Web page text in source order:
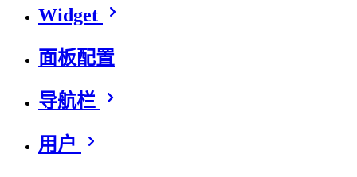
Widget
面板配置
导航栏
用户